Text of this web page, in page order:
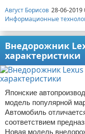
Август Борисов 28-06-2019
Информационные
Внедорожник
характеристики
Японские
модель популярной
Автомобиль
соответствием
Новая модель